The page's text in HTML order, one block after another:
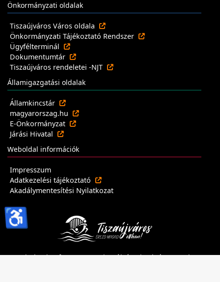
Önkormányzati oldalak
Tiszaújváros Város oldala
Önkormányzati Tájékoztató Rendszer
Ügyfélterminál
Dokumentumtár
Tiszaújváros rendeletei -NJT
Államigazgatási oldalak
Államkincstár
magyarorszag.hu
E-Önkormányzat
Járási Hivatal
Weboldal információk
Impresszum
Adatkezelési tájékoztató
Akadálymentesítési Nyilatkozat
Minden jog fenntartva - Tiszaújvárosi Polgármesteri